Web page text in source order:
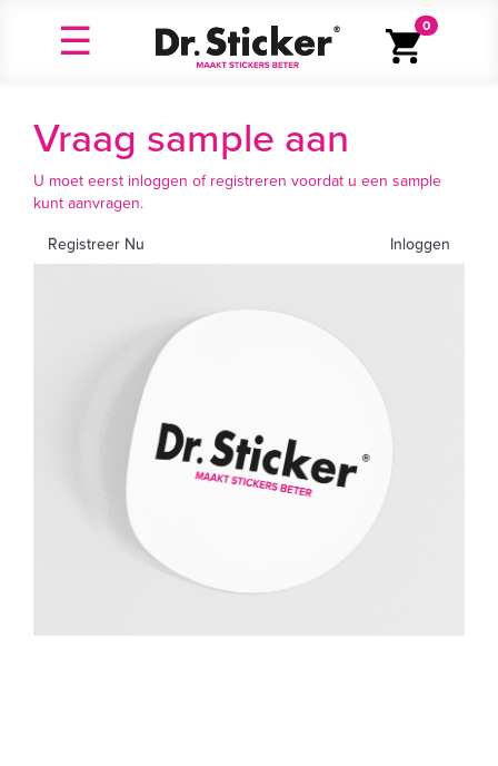
0
Vraag sample aan
U moet eerst inloggen of registreren voordat u een sample
kunt aanvragen.